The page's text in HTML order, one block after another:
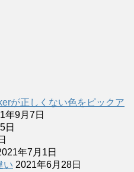
が正しくない色をピックア
年9月7日
日
年7月1日
い 2021年6月28日